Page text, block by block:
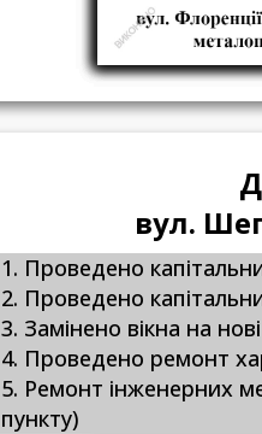
1. Проведено
вул.
2. Проведено
3. Замінено вікна на
4. Проведено ремонт
5. Ремонт інженерних
пункту)